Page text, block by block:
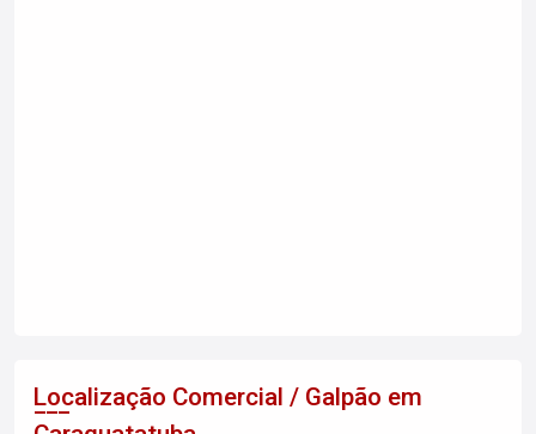
Localização Comercial / Galpão em